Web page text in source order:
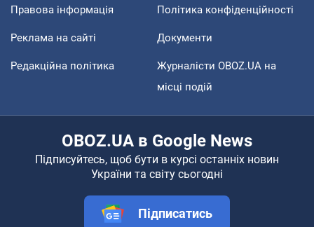
Правова інформація Політика конфіденційності
Реклама на сайті Документи
Редакційна політика
Журналісти OBOZ.UA на
місці подій
OBOZ.UA в Google News
Підписуйтесь, щоб бути в курсі останніх новин
України та світу сьогодні
Підписатись